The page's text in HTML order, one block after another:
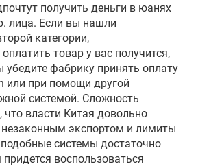
получить деньги в юанях
лица. Если вы нашли
категории,
товар у вас получится,
убедите фабрику принять оплату
или при помощи другой
системой. Сложность
что власти Китая довольно
незаконным экспортом и лимиты
системы достаточно
воспользоваться